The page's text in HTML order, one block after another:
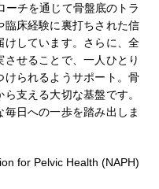
ーチを通じて骨盤底のトラ
臨床経験に裏打ちされた信
けしています。さらに、全
せることで、一人ひとり
られるようサポート。骨
支える大切な基盤です。
日への一歩を踏み出しま
for Pelvic Health (NAPH)